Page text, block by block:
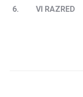
6. VI RAZRED